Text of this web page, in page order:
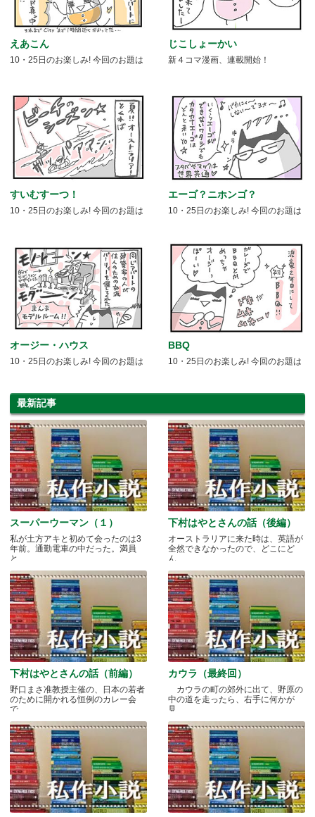
えあこん
10・25日のお楽しみ! 今回のお題は
じこしょーかい
新４コマ漫画、連載開始！
すいむすーつ！
10・25日のお楽しみ! 今回のお題は
エーゴ？ニホンゴ？
10・25日のお楽しみ! 今回のお題は
オージー・ハウス
10・25日のお楽しみ! 今回のお題は
BBQ
10・25日のお楽しみ! 今回のお題は
最新記事
スーパーウーマン（１）
私が土方アキと初めて会ったのは3
年前。通勤電車の中だった。満員
と.....
下村はやとさんの話（後編）
オーストラリアに来た時は、英語が
全然できなかったので、どこにど
ん.....
下村はやとさんの話（前編）
野口まさ准教授主催の、日本の若者
のために開かれる恒例のカレー会
で.....
カウラ（最終回）
カウラの町の郊外に出て、野原の
中の道を走ったら、右手に何かが
見.....